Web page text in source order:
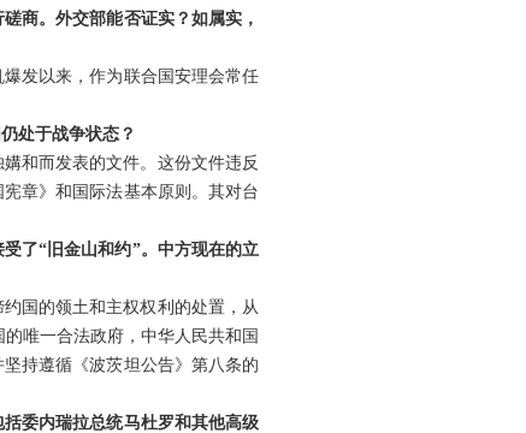
商。外交部能否证实？如属实，
发以来，作为联合国安理会常任
处于战争状态？
和而发表的文件。这份文件违反
章》和国际法基本原则。其对台
了“旧金山和约”。中方现在的立
国的领土和主权权利的处置，从
唯一合法政府，中华人民共和国
持遵循《波茨坦公告》第八条的
委内瑞拉总统马杜罗和其他高级